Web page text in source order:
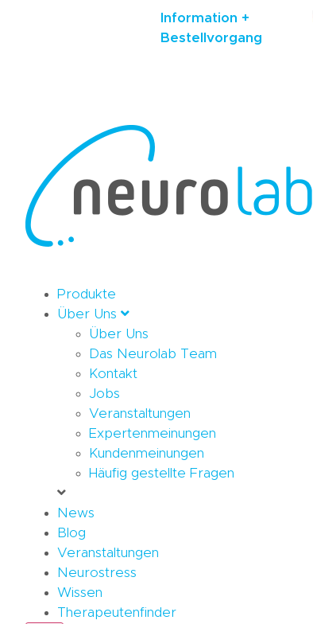
Information +
Bestellvorgang
Produkte
Über Uns
Über Uns
Das Neurolab Team
Kontakt
Jobs
Veranstaltungen
Expertenmeinungen
Kundenmeinungen
Häufig gestellte Fragen
News
Blog
Veranstaltungen
Neurostress
Wissen
Therapeutenfinder